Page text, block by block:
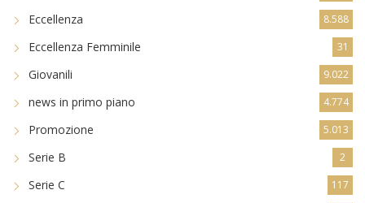
Eccellenza 8.588
Eccellenza Femminile 31
Giovanili 9.022
news in primo piano 4.774
Promozione 5.013
Serie B 2
Serie C 117